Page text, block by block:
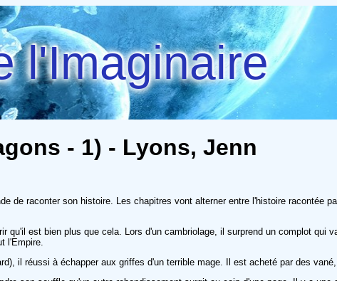
l'Imaginaire
- 1) - Lyons, Jenn
de raconter son histoire. Les chapitres vont alterner entre l'histoire racontée
est bien plus que cela. Lors d'un cambriolage, il surprend un complot qui
l'Empire.
il réussi à échapper aux griffes d'un terrible mage. Il est acheté par des